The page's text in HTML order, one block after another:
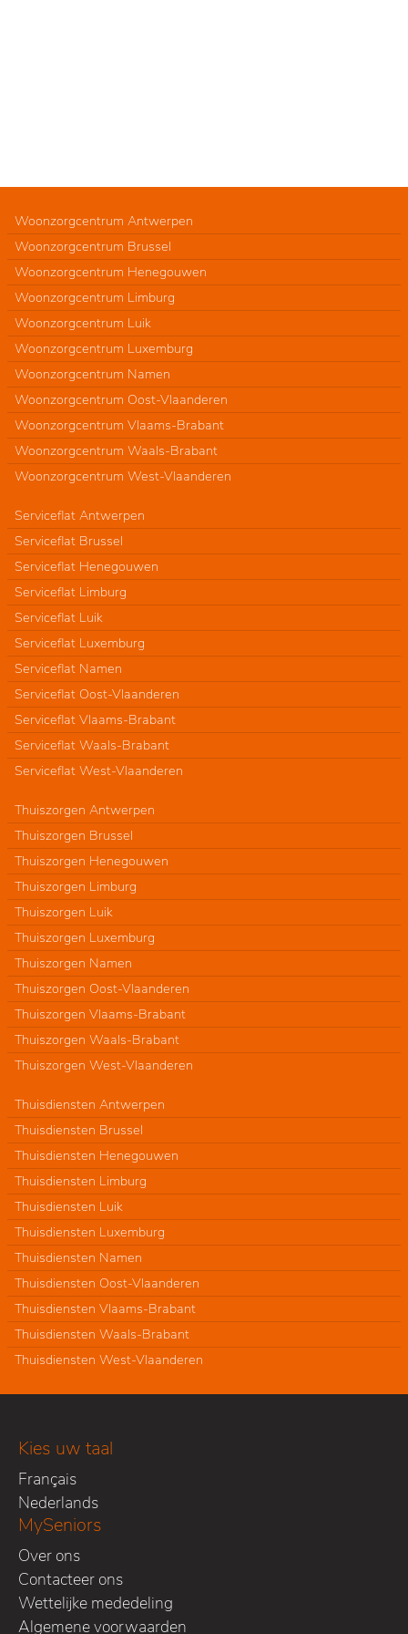
Woonzorgcentrum Antwerpen
Woonzorgcentrum Brussel
Woonzorgcentrum Henegouwen
Woonzorgcentrum Limburg
Woonzorgcentrum Luik
Woonzorgcentrum Luxemburg
Woonzorgcentrum Namen
Woonzorgcentrum Oost-Vlaanderen
Woonzorgcentrum Vlaams-Brabant
Woonzorgcentrum Waals-Brabant
Woonzorgcentrum West-Vlaanderen
Serviceflat Antwerpen
Serviceflat Brussel
Serviceflat Henegouwen
Serviceflat Limburg
Serviceflat Luik
Serviceflat Luxemburg
Serviceflat Namen
Serviceflat Oost-Vlaanderen
Serviceflat Vlaams-Brabant
Serviceflat Waals-Brabant
Serviceflat West-Vlaanderen
Thuiszorgen Antwerpen
Thuiszorgen Brussel
Thuiszorgen Henegouwen
Thuiszorgen Limburg
Thuiszorgen Luik
Thuiszorgen Luxemburg
Thuiszorgen Namen
Thuiszorgen Oost-Vlaanderen
Thuiszorgen Vlaams-Brabant
Thuiszorgen Waals-Brabant
Thuiszorgen West-Vlaanderen
Thuisdiensten Antwerpen
Thuisdiensten Brussel
Thuisdiensten Henegouwen
Thuisdiensten Limburg
Thuisdiensten Luik
Thuisdiensten Luxemburg
Thuisdiensten Namen
Thuisdiensten Oost-Vlaanderen
Thuisdiensten Vlaams-Brabant
Thuisdiensten Waals-Brabant
Thuisdiensten West-Vlaanderen
Kies uw taal
Français
Nederlands
MySeniors
Over ons
Contacteer ons
Wettelijke mededeling
Algemene voorwaarden